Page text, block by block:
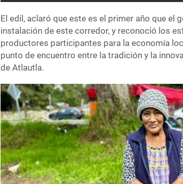
El edil, aclaró que este es el primer año que el
instalación de este corredor, y reconoció los
productores participantes para la economía
punto de encuentro entre la tradición y la
de Atlautla.